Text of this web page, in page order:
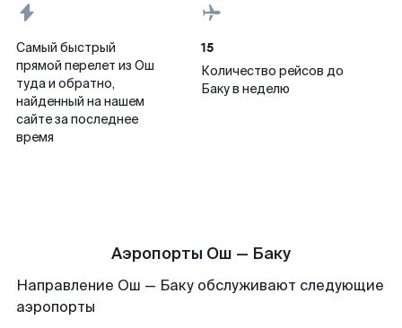
Самый быстрый
прямой перелет из Ош
туда и обратно,
найденный на нашем
сайте за последнее
время
15
Количество рейсов до
Баку в неделю
Аэропорты Ош — Баку
Направление Ош — Баку обслуживают следующие
аэропорты